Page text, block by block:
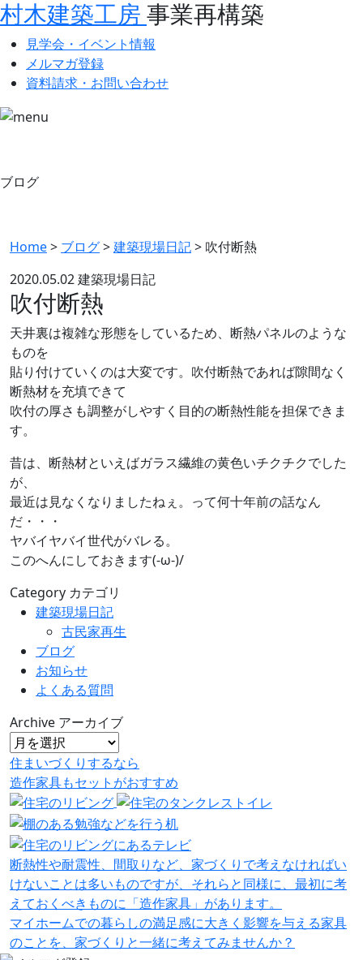
村木建築工房 事業再構築
見学会・イベント情報
メルマガ登録
資料請求・お問い合わせ
ブログ
Home> ブログ>建築現場日記> 吹付断熱
2020.05.02建築現場日記
吹付断熱
天井裏は複雑な形態をしているため、断熱パネルのような
ものを
貼り付けていくのは大変です。吹付断熱であれば隙間なく
断熱材を充填できて
吹付の厚さも調整がしやすく目的の断熱性能を担保できま
す。
昔は、断熱材といえばガラス繊維の黄色いチクチクでした
が、
最近は見なくなりましたねぇ。って何十年前の話なん
だ・・・
ヤバイヤバイ世代がバレる。
このへんにしておきます(-ω-)/
Category カテゴリ
建築現場日記
古民家再生
ブログ
お知らせ
よくある質問
Archive アーカイブ
住まいづくりするなら
造作家具もセット がおすすめ
断熱性や耐震性、間取りなど、家づくりで考えなければい
けないことは多いものですが、それらと同様に、最初に考
えておくべきものに「造作家具」があります。
マイホームでの暮らしの満足感に大きく影響を与える家具
のことを、家づくりと一緒に考えてみませんか？